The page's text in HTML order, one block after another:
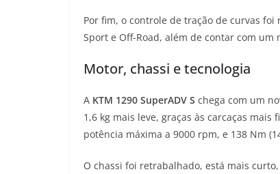
Por fim, o controle de tração de curvas
Sport e Off-Road, além de contar com um
Motor, chassi e tecnologia
A KTM 1290 SuperADV S chega com um
1,6 kg mais leve, graças às carcaças mais
potência máxima a 9000 rpm, e 138 Nm
O chassi foi retrabalhado, está mais